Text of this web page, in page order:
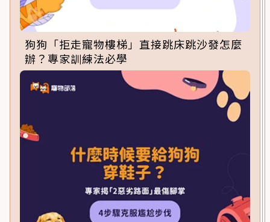
狗狗「拒走寵物樓梯」直接跳床跳沙發怎麼
辦？專家訓練法必學